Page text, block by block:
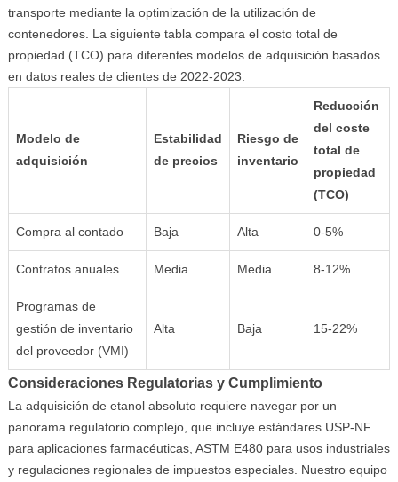
transporte mediante la optimización de la utilización de
contenedores. La siguiente tabla compara el costo total de
propiedad (TCO) para diferentes modelos de adquisición basados
en datos reales de clientes de 2022-2023:
Modelo de
adquisición
Estabilidad
de precios
Riesgo de
inventario
Reducción
del coste
total de
propiedad
(TCO)
Compra al contado Baja Alta 0-5%
Contratos anuales Media Media 8-12%
Programas de
gestión de inventario
del proveedor (VMI)
Alta Baja 15-22%
Consideraciones Regulatorias y Cumplimiento
La adquisición de etanol absoluto requiere navegar por un
panorama regulatorio complejo, que incluye estándares USP-NF
para aplicaciones farmacéuticas, ASTM E480 para usos industriales
y regulaciones regionales de impuestos especiales. Nuestro equipo